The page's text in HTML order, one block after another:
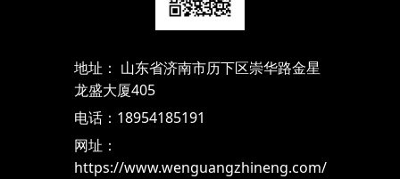
地址： 山东省济南市历下区崇华路金星
龙盛大厦405
电话：18954185191
网址：
https://www.wenguangzhineng.com/